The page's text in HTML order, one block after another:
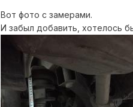
Вот фото с замерами.
И забыл добавить, хотелось